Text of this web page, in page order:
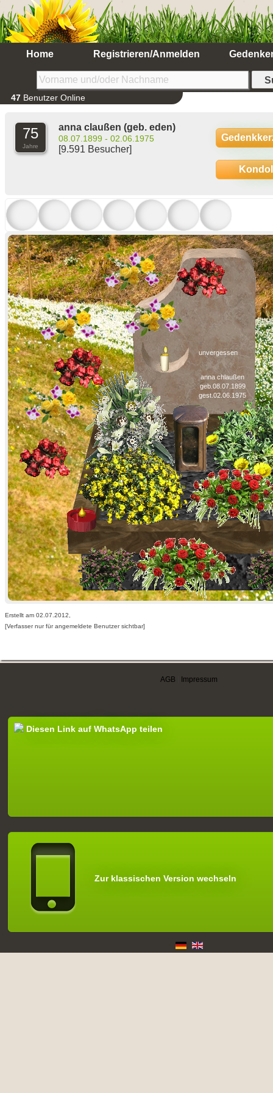
Home Registrieren/Anmelden
47 Benutzer Online
75
Jahre
anna claußen (geb. eden)
08.07.1899 - 02.06.1975
[9.591 Besucher]
anna chlaußen
geb.08.07.1899
gest.02.06.1975
unvergessen
Erstellt am 02.07.2012,
[Verfasser nur für angemeldete Benutzer sichtbar]
AGB Impressum
Diesen Link auf WhatsApp teilen
Zur klassischen Version wechseln